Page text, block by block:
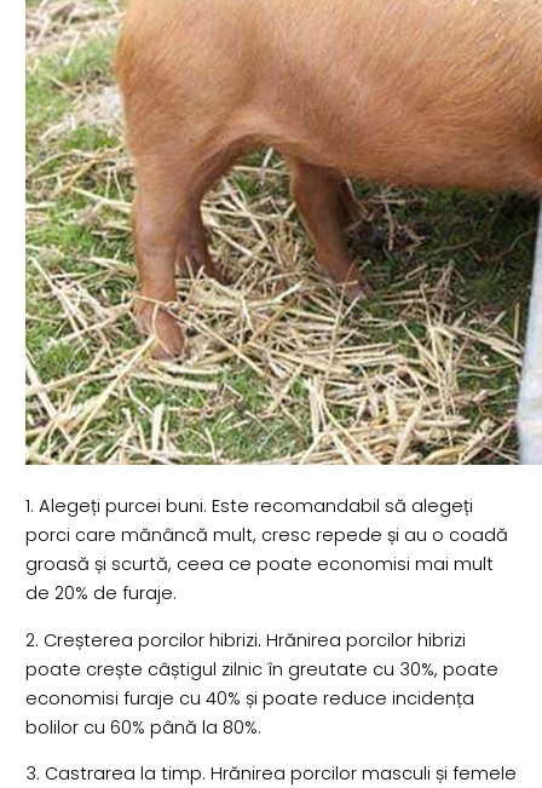
1. Alegeți purcei buni. Este recomandabil să alegeți
porci care mănâncă mult, cresc repede și au o coadă
groasă și scurtă, ceea ce poate economisi mai mult
de 20% de furaje.
2. Creșterea porcilor hibrizi. Hrănirea porcilor hibrizi
poate crește câștigul zilnic în greutate cu 30%, poate
economisi furaje cu 40% și poate reduce incidența
bolilor cu 60% până la 80%.
3. Castrarea la timp. Hrănirea porcilor masculi și femele